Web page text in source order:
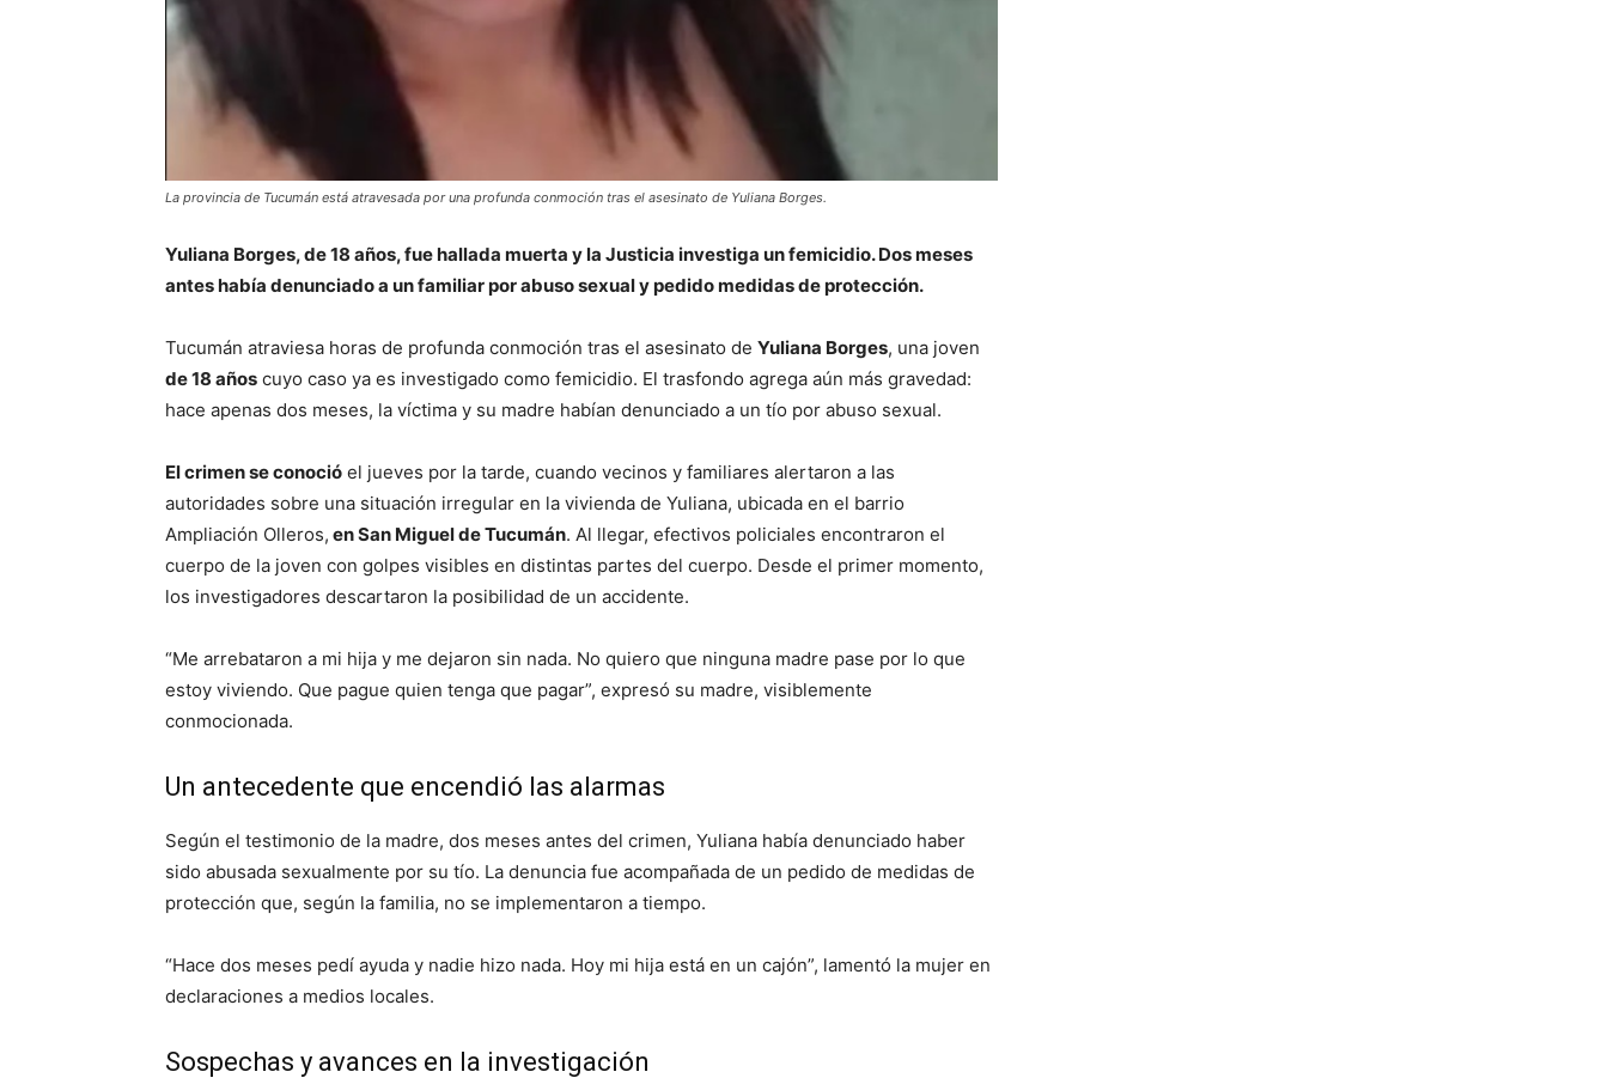
La provincia de Tucumán está atravesada por una profunda conmoción tras el asesinato de Yuliana Borges.
Yuliana Borges, de 18 años, fue hallada muerta y la Justicia investiga un femicidio. Dos meses
antes había denunciado a un familiar por abuso sexual y pedido medidas de protección.
Tucumán atraviesa horas de profunda conmoción tras el asesinato de Yuliana Borges, una joven
de 18 años cuyo caso ya es investigado como femicidio. El trasfondo agrega aún más gravedad:
hace apenas dos meses, la víctima y su madre habían denunciado a un tío por abuso sexual.
El crimen se conoció el jueves por la tarde, cuando vecinos y familiares alertaron a las
autoridades sobre una situación irregular en la vivienda de Yuliana, ubicada en el barrio
Ampliación Olleros, en San Miguel de Tucumán. Al llegar, efectivos policiales encontraron el
cuerpo de la joven con golpes visibles en distintas partes del cuerpo. Desde el primer momento,
los investigadores descartaron la posibilidad de un accidente.
“Me arrebataron a mi hija y me dejaron sin nada. No quiero que ninguna madre pase por lo que
estoy viviendo. Que pague quien tenga que pagar”, expresó su madre, visiblemente
conmocionada.
Un antecedente que encendió las alarmas
Según el testimonio de la madre, dos meses antes del crimen, Yuliana había denunciado haber
sido abusada sexualmente por su tío. La denuncia fue acompañada de un pedido de medidas de
protección que, según la familia, no se implementaron a tiempo.
“Hace dos meses pedí ayuda y nadie hizo nada. Hoy mi hija está en un cajón”, lamentó la mujer en
declaraciones a medios locales.
Sospechas y avances en la investigación